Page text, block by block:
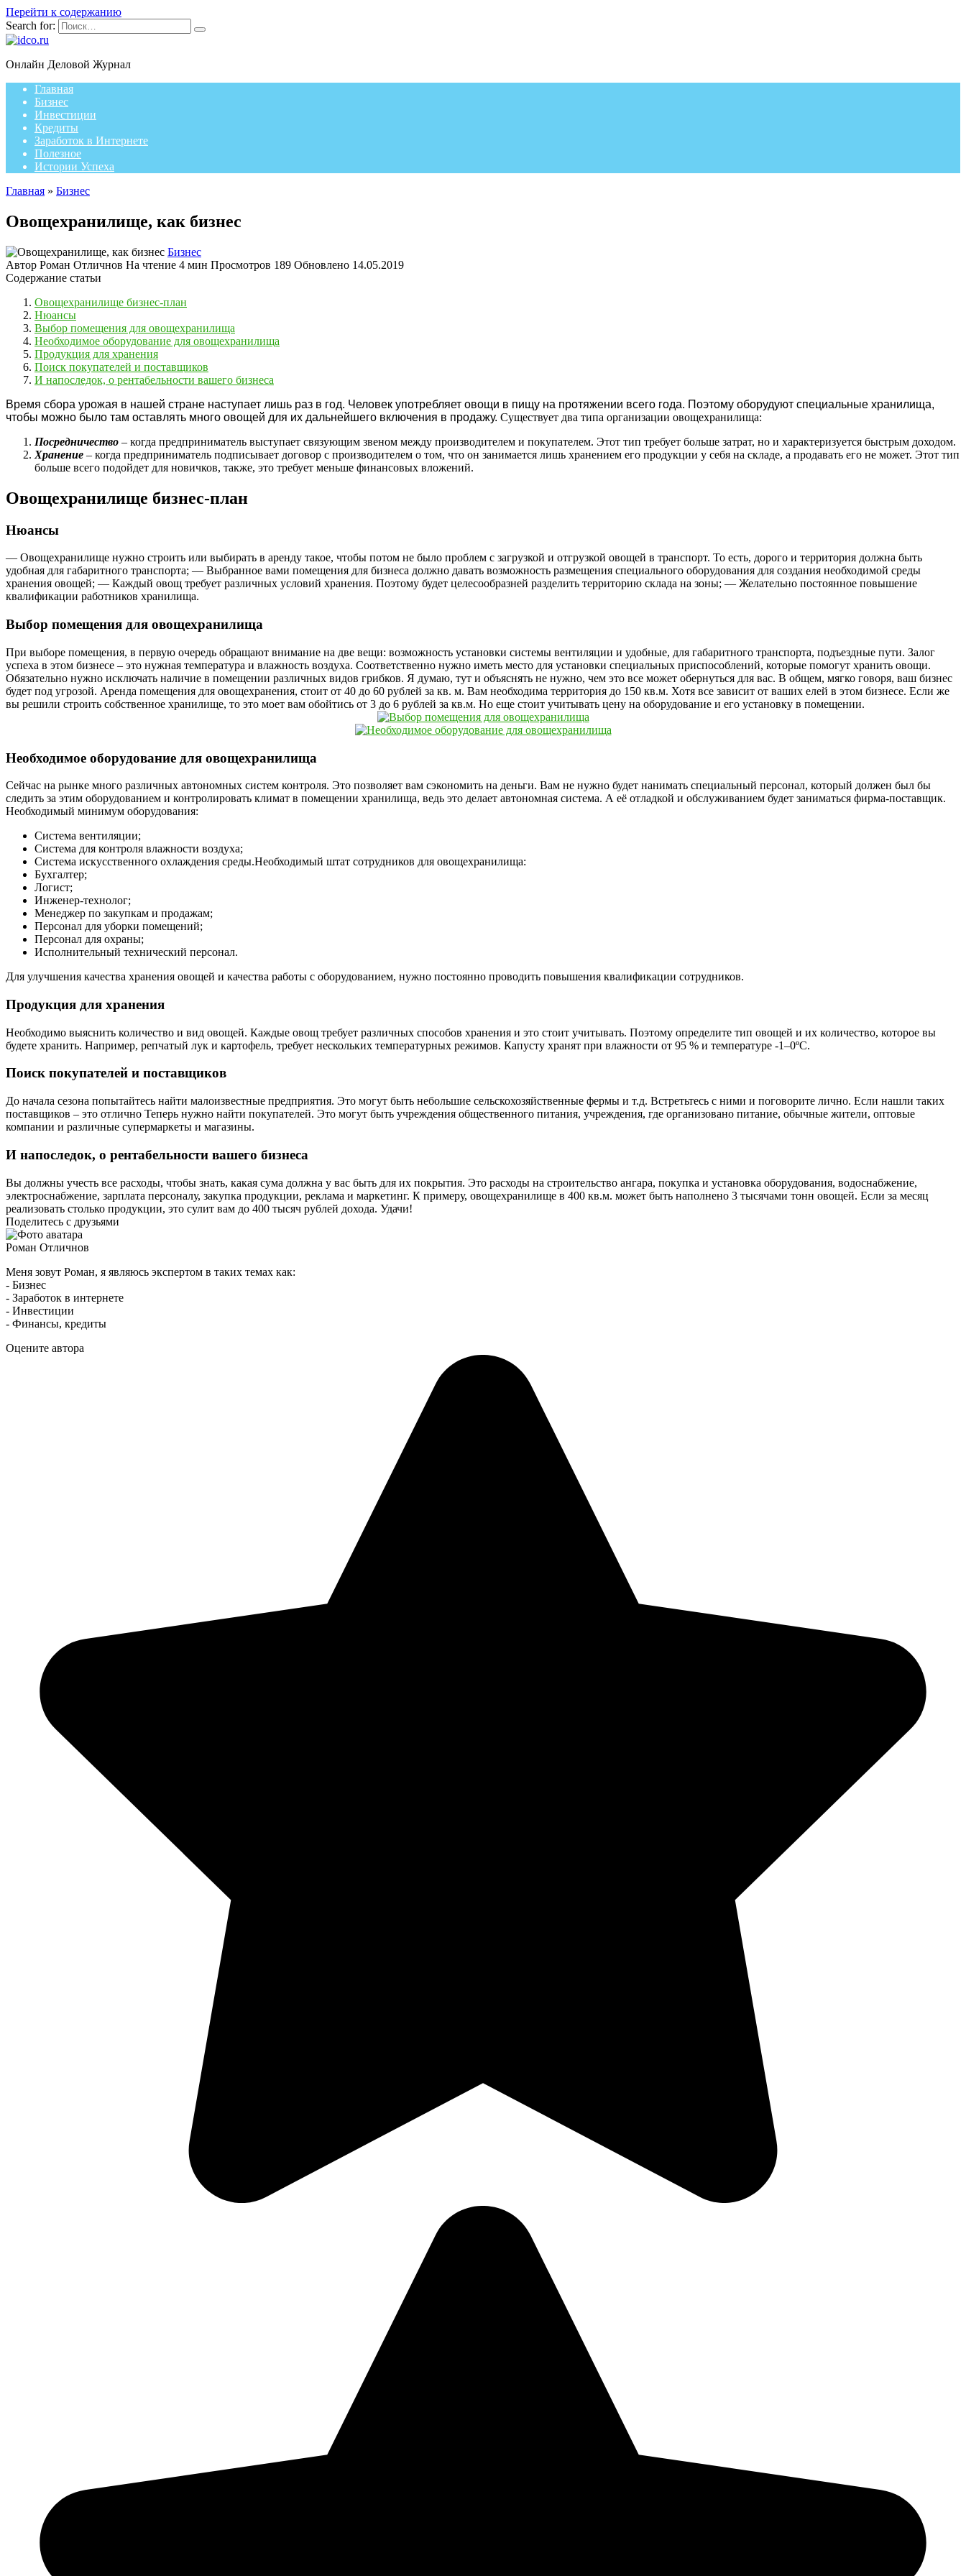
Перейти к содержанию
Search for:
Онлайн Деловой Журнал
Главная
Бизнес
Инвестиции
Кредиты
Заработок в Интернете
Полезное
Истории Успеха
Главная » Бизнес
Овощехранилище, как бизнес
Бизнес
Автор Роман Отличнов На чтение 4 мин Просмотров 189 Обновлено 14.05.2019
Содержание статьи
Овощехранилище бизнес-план
Нюансы
Выбор помещения для овощехранилища
Необходимое оборудование для овощехранилища
Продукция для хранения
Поиск покупателей и поставщиков
И напоследок, о рентабельности вашего бизнеса
Время сбора урожая в нашей стране наступает лишь раз в год. Человек употребляет овощи в пищу на протяжении всего года. Поэтому оборудуют специальные хранилища,
чтобы можно было там оставлять много овощей для их дальнейшего включения в продажу. Существует два типа организации овощехранилища:
Посредничество – когда предприниматель выступает связующим звеном между производителем и покупателем. Этот тип требует больше затрат, но и характеризуется быстрым доходом.
Хранение – когда предприниматель подписывает договор с производителем о том, что он занимается лишь хранением его продукции у себя на складе, а продавать его не может. Этот тип
больше всего подойдет для новичков, также, это требует меньше финансовых вложений.
Овощехранилище бизнес-план
Нюансы
— Овощехранилище нужно строить или выбирать в аренду такое, чтобы потом не было проблем с загрузкой и отгрузкой овощей в транспорт. То есть, дорого и территория должна быть
удобная для габаритного транспорта; — Выбранное вами помещения для бизнеса должно давать возможность размещения специального оборудования для создания необходимой среды
хранения овощей; — Каждый овощ требует различных условий хранения. Поэтому будет целесообразней разделить территорию склада на зоны; — Желательно постоянное повышение
квалификации работников хранилища.
Выбор помещения для овощехранилища
При выборе помещения, в первую очередь обращают внимание на две вещи: возможность установки системы вентиляции и удобные, для габаритного транспорта, подъездные пути. Залог
успеха в этом бизнесе – это нужная температура и влажность воздуха. Соответственно нужно иметь место для установки специальных приспособлений, которые помогут хранить овощи.
Обязательно нужно исключать наличие в помещении различных видов грибков. Я думаю, тут и объяснять не нужно, чем это все может обернуться для вас. В общем, мягко говоря, ваш бизнес
будет под угрозой. Аренда помещения для овощехранения, стоит от 40 до 60 рублей за кв. м. Вам необходима территория до 150 кв.м. Хотя все зависит от ваших елей в этом бизнесе. Если же
вы решили строить собственное хранилище, то это моет вам обойтись от 3 до 6 рублей за кв.м. Но еще стоит учитывать цену на оборудование и его установку в помещении.
Необходимое оборудование для овощехранилища
Сейчас на рынке много различных автономных систем контроля. Это позволяет вам сэкономить на деньги. Вам не нужно будет нанимать специальный персонал, который должен был бы
следить за этим оборудованием и контролировать климат в помещении хранилища, ведь это делает автономная система. А её отладкой и обслуживанием будет заниматься фирма-поставщик.
Необходимый минимум оборудования:
Система вентиляции;
Система для контроля влажности воздуха;
Система искусственного охлаждения среды.Необходимый штат сотрудников для овощехранилища:
Бухгалтер;
Логист;
Инженер-технолог;
Менеджер по закупкам и продажам;
Персонал для уборки помещений;
Персонал для охраны;
Исполнительный технический персонал.
Для улучшения качества хранения овощей и качества работы с оборудованием, нужно постоянно проводить повышения квалификации сотрудников.
Продукция для хранения
Необходимо выяснить количество и вид овощей. Каждые овощ требует различных способов хранения и это стоит учитывать. Поэтому определите тип овощей и их количество, которое вы
будете хранить. Например, репчатый лук и картофель, требует нескольких температурных режимов. Капусту хранят при влажности от 95 % и температуре -1–0ºС.
Поиск покупателей и поставщиков
До начала сезона попытайтесь найти малоизвестные предприятия. Это могут быть небольшие сельскохозяйственные фермы и т.д. Встретьтесь с ними и поговорите лично. Если нашли таких
поставщиков – это отлично Теперь нужно найти покупателей. Это могут быть учреждения общественного питания, учреждения, где организовано питание, обычные жители, оптовые
компании и различные супермаркеты и магазины.
И напоследок, о рентабельности вашего бизнеса
Вы должны учесть все расходы, чтобы знать, какая сума должна у вас быть для их покрытия. Это расходы на строительство ангара, покупка и установка оборудования, водоснабжение,
электроснабжение, зарплата персоналу, закупка продукции, реклама и маркетинг. К примеру, овощехранилище в 400 кв.м. может быть наполнено 3 тысячами тонн овощей. Если за месяц
реализовать столько продукции, это сулит вам до 400 тысяч рублей дохода. Удачи!
Поделитесь с друзьями
Роман Отличнов
Меня зовут Роман, я являюсь экспертом в таких темах как:
- Бизнес
- Заработок в интернете
- Инвестиции
- Финансы, кредиты
Оцените автора